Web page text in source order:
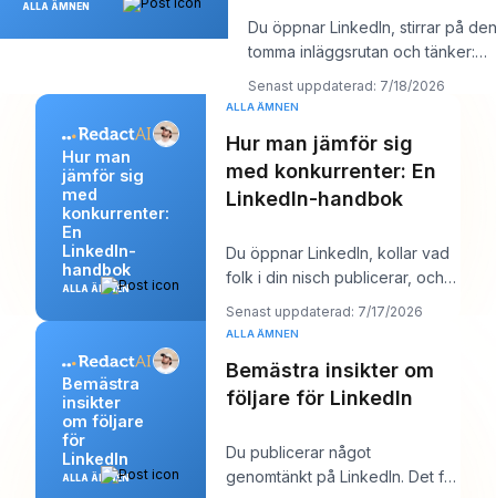
ALLA ÄMNEN
Du öppnar LinkedIn, stirrar på den
tomma inläggsrutan och tänker:
“Vad bryr sig min målgrupp om
Senast uppdaterad: 7/18/2026
Hur man
jämför sig
med
konkurrenter:
En
LinkedIn-
handbok
ALLA ÄMNEN
ALLA ÄMNEN
Hur man jämför sig
med konkurrenter: En
LinkedIn-handbok
Du öppnar LinkedIn, kollar vad
folk i din nisch publicerar, och
inom tio minuter har du en rörig
men
Senast uppdaterad: 7/17/2026
Bemästra
insikter
om följare
för
LinkedIn
ALLA ÄMNEN
ALLA ÄMNEN
Bemästra insikter om
följare för LinkedIn
Du publicerar något
genomtänkt på LinkedIn. Det får